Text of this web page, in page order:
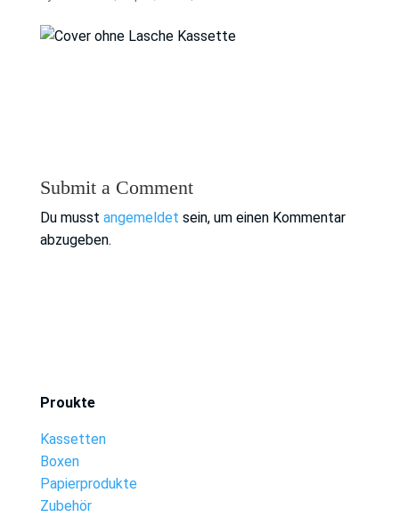
Submit a Comment
Du musst angemeldet sein, um einen Kommentar
abzugeben.
Proukte
Kassetten
Boxen
Papierprodukte
Zubehör